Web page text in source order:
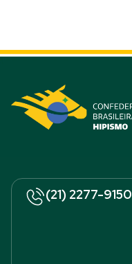
(21) 2277-9150